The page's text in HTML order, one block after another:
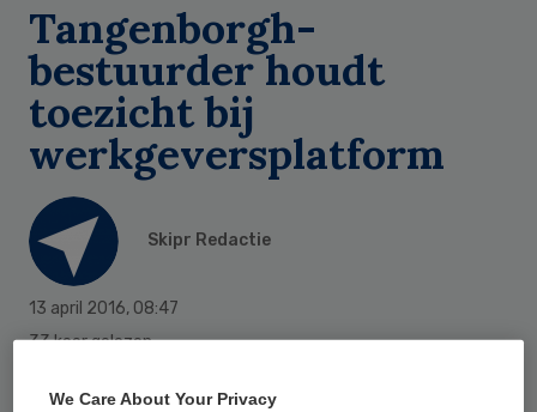
Tangenborgh-
bestuurder houdt
toezicht bij
werkgeversplatform
Skipr Redactie
13 april 2016, 08:47
33 keer gelezen
We Care About Your Privacy